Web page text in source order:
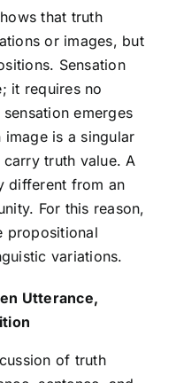
that truth
or images, but
Sensation
it requires no
emerges
is a singular
truth value. A
different from an
For this reason,
propositional
variations.
Utterance,
of truth